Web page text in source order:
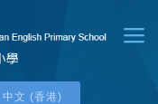
中文 (香港)